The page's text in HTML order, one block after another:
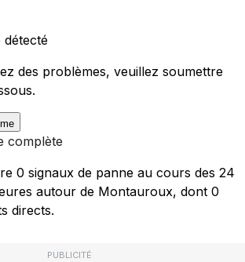
des problèmes, veuillez soumettre
complète
0 signaux de panne au cours des 24
autour de Montauroux, dont 0
directs.
PUBLICITÉ